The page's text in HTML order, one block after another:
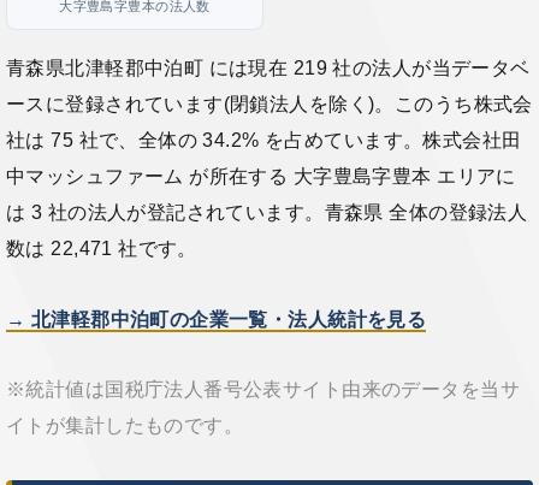
大字豊島字豊本の法人数
青森県北津軽郡中泊町 には現在 219 社の法人が当データベ
ースに登録されています(閉鎖法人を除く)。このうち株式会
社は 75 社で、全体の 34.2% を占めています。株式会社田
中マッシュファーム が所在する 大字豊島字豊本 エリアに
は 3 社の法人が登記されています。青森県 全体の登録法人
数は 22,471 社です。
→ 北津軽郡中泊町の企業一覧・法人統計を見る
※統計値は国税庁法人番号公表サイト由来のデータを当サ
イトが集計したものです。